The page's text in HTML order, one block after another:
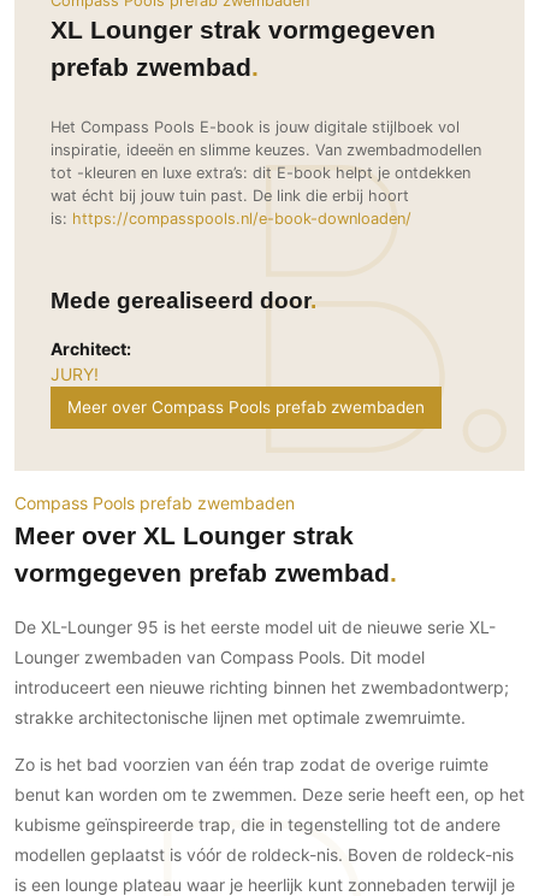
Woondecoratie
Inrichting
Roomdividers
Bedden
Meubels
Verlichting
Glas
Trappen
Keuken
Keukenapparatuur
Keukenbladen
Ramen en deuren
Binnendeuren
Aluminium deuren
Houten deuren
Stalen deuren
Systeemwanden
Deurbeslag
Ramen
Deursystemen
Glazen wandsystemen
Vouwwanden
Garagedeuren
Buitenshutters
Overig
Autolift
Gevel
Gevelbekleding
Gevelstenen
Stucwerk
Schilderwerk buiten
Tuinmeubelen
Tuinverlichting
Hekwerken en poorten
Zwemmen
Vloer
Buitenvloeren
Houten buitenvloeren
Vlonders
Kinderkamer
Serre/Veranda
Thuisbioscoop
Toilet
Wellness
Werkkamer
Woonkamer
Buitenkijken
Terrasoverkapping
Villa
Zwembad
Zakelijk
Horeca
Kantoor
XL Lounger strak vormgegeven
prefab zwembad
Het Compass Pools E-book is jouw digitale stijlboek vol
inspiratie, ideeën en slimme keuzes. Van zwembadmodellen
tot -kleuren en luxe extra’s: dit E-book helpt je ontdekken
wat écht bij jouw tuin past. De link die erbij hoort
is: https://compasspools.nl/e-book-downloaden/
Mede gerealiseerd door
Architect:
JURY!
Meer over Compass Pools prefab zwembaden
Compass Pools prefab zwembaden
Meer over XL Lounger strak
vormgegeven prefab zwembad
De XL-Lounger 95 is het eerste model uit de nieuwe serie XL-
Lounger zwembaden van Compass Pools. Dit model
introduceert een nieuwe richting binnen het zwembadontwerp;
strakke architectonische lijnen met optimale zwemruimte.
Zo is het bad voorzien van één trap zodat de overige ruimte
benut kan worden om te zwemmen. Deze serie heeft een, op het
kubisme geïnspireerde trap, die in tegenstelling tot de andere
modellen geplaatst is vóór de roldeck-nis. Boven de roldeck-nis
is een lounge plateau waar je heerlijk kunt zonnebaden terwijl je